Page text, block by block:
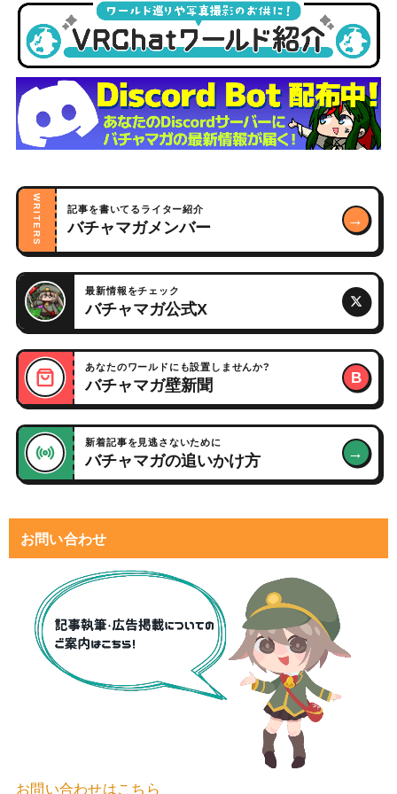
WRITERS 記事を書いてるライター紹介
バチャマガメンバー →
最新情報をチェック
バチャマガ公式X
あなたのワールドにも設置しませんか?
バチャマガ壁新聞 B
新着記事を見逃さないために
バチャマガの追いかけ方 →
お問い合わせ
お問い合わせはこちら